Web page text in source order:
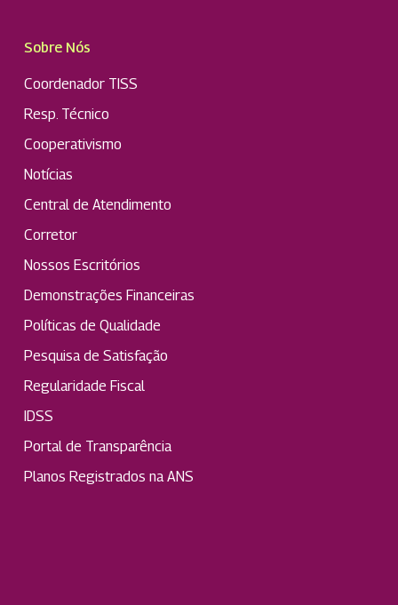
Sobre Nós
Coordenador TISS
Resp. Técnico
Cooperativismo
Notícias
Central de Atendimento
Corretor
Nossos Escritórios
Demonstrações Financeiras
Políticas de Qualidade
Pesquisa de Satisfação
Regularidade Fiscal
IDSS
Portal de Transparência
Planos Registrados na ANS